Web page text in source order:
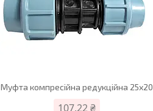
Муфта компресійна редукційна 25х20
107,22 ₴